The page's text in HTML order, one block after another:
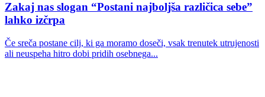
Zakaj nas slogan “Postani najboljša različica sebe”
lahko izčrpa
Če sreča postane cilj, ki ga moramo doseči, vsak trenutek utrujenosti
ali neuspeha hitro dobi pridih osebnega...